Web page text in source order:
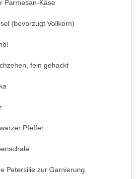
Parmesan-Käse
(bevorzugt Vollkorn)
fein gehackt
Pfeffer
Petersilie zur Garnierung